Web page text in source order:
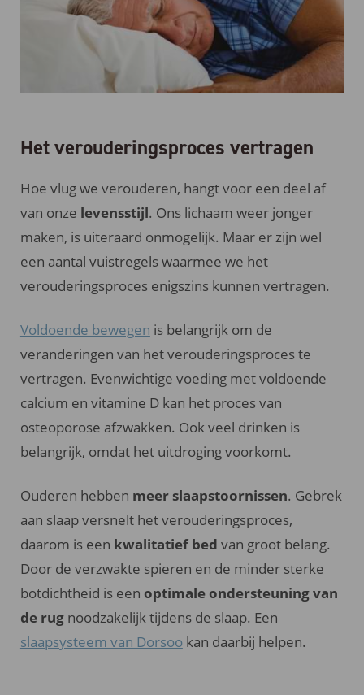
Het verouderingsproces vertragen
Hoe vlug we verouderen, hangt voor een deel af
van onze levensstijl. Ons lichaam weer jonger
maken, is uiteraard onmogelijk. Maar er zijn wel
een aantal vuistregels waarmee we het
verouderingsproces enigszins kunnen vertragen.
Voldoende bewegen is belangrijk om de
veranderingen van het verouderingsproces te
vertragen. Evenwichtige voeding met voldoende
calcium en vitamine D kan het proces van
osteoporose afzwakken. Ook veel drinken is
belangrijk, omdat het uitdroging voorkomt.
Ouderen hebben meer slaapstoornissen. Gebrek
aan slaap versnelt het verouderingsproces,
daarom is een kwalitatief bed van groot belang.
Door de verzwakte spieren en de minder sterke
botdichtheid is een optimale ondersteuning van
de rugnoodzakelijk tijdens de slaap. Een
slaapsysteem van Dorsookan daarbij helpen.